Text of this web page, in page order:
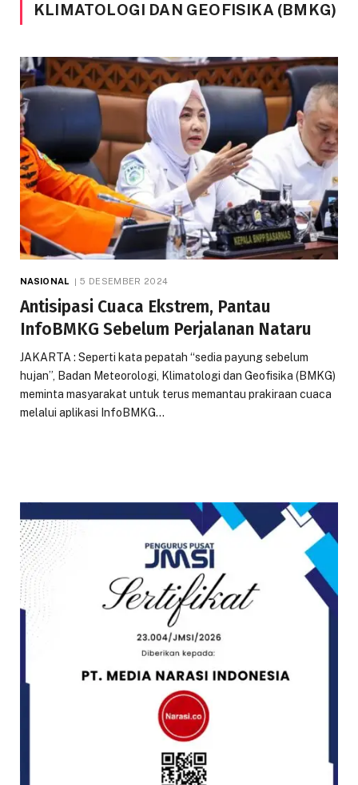
KLIMATOLOGI DAN GEOFISIKA (BMKG)
NASIONAL 5 DESEMBER 2024
Antisipasi Cuaca Ekstrem, Pantau
InfoBMKG Sebelum Perjalanan Nataru
JAKARTA : Seperti kata pepatah “sedia payung sebelum
hujan”, Badan Meteorologi, Klimatologi dan Geofisika (BMKG)
meminta masyarakat untuk terus memantau prakiraan cuaca
melalui aplikasi InfoBMKG…